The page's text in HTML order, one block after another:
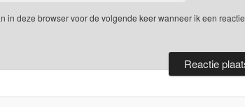
in deze browser voor de volgende keer wanneer ik een reactie